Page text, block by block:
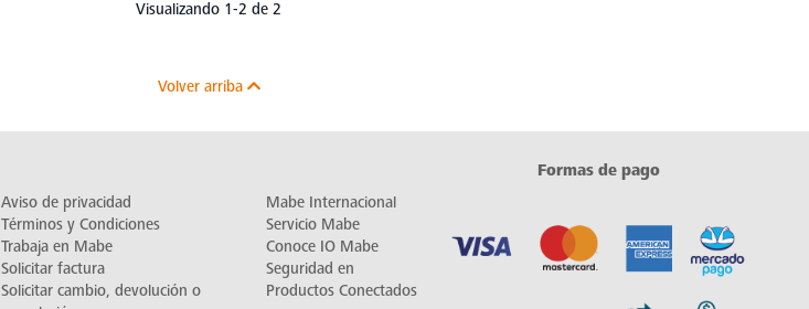
Visualizando 1-2 de 2
Volver arriba
Aviso de privacidad
Términos y Condiciones
Trabaja en Mabe
Solicitar factura
Solicitar cambio, devolución o
Mabe Internacional
Servicio Mabe
Conoce IO Mabe
Seguridad en
Productos Conectados
Formas de pago